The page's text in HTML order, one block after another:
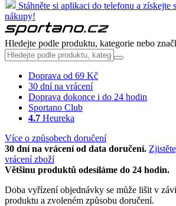
Stáhněte si aplikaci do telefonu a získejte
nákupy!
Hledejte podle produktu, kategorie nebo
Doprava od 69 Kč
30 dní na vrácení
Doprava dokonce i do 24 hodin
Sportano Club
4.7 Heureka
Více o způsobech doručení
30 dní na vrácení od data doručení.
vrácení zboží
Většinu produktů odesíláme do 24 hodin.
Doba vyřízení objednávky se může lišit v
produktu a zvoleném způsobu doručení.